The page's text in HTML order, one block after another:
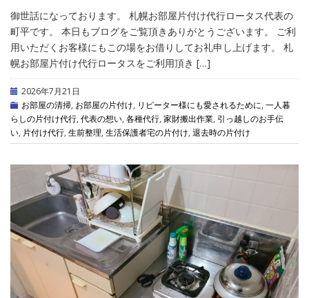
御世話になっております。 札幌お部屋片付け代行ロータス代表の
町平です。 本日もブログをご覧頂きありがとうございます。 ご利
用いただくお客様にもこの場をお借りしてお礼申し上げます。 札
幌お部屋片付け代行ロータスをご利用頂き […]
2026年7月21日
お部屋の清掃, お部屋の片付け, リピーター様にも愛されるために, 一人暮
らしの片付け代行, 代表の想い, 各種代行, 家財搬出作業, 引っ越しのお手伝
い, 片付け代行, 生前整理, 生活保護者宅の片付け, 退去時の片付け